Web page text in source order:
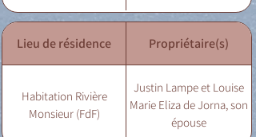
Lieu de résidence Propriétaire(s)
Habitation Rivière
Monsieur (FdF)
Justin Lampe et Louise
Marie Eliza de Jorna, son
épouse